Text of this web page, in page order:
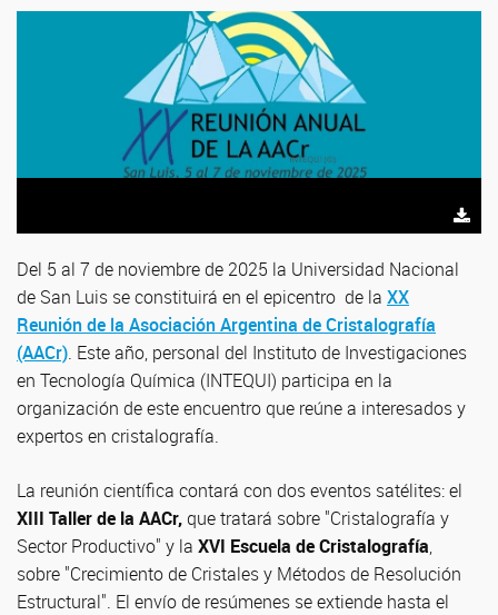
Del 5 al 7 de noviembre de 2025 la Universidad Nacional
de San Luis se constituirá en el epicentro de la XX
Reunión de la Asociación Argentina de Cristalografía
(AACr). Este año, personal del Instituto de Investigaciones
en Tecnología Química (INTEQUI) participa en la
organización de este encuentro que reúne a interesados y
expertos en cristalografía.
La reunión científica contará con dos eventos satélites: el
XIII Taller de la AACr,que tratará sobre "Cristalografía y
Sector Productivo" y la XVI Escuela de Cristalografía,
sobre "Crecimiento de Cristales y Métodos de Resolución
Estructural". El envío de resúmenes se extiende hasta el